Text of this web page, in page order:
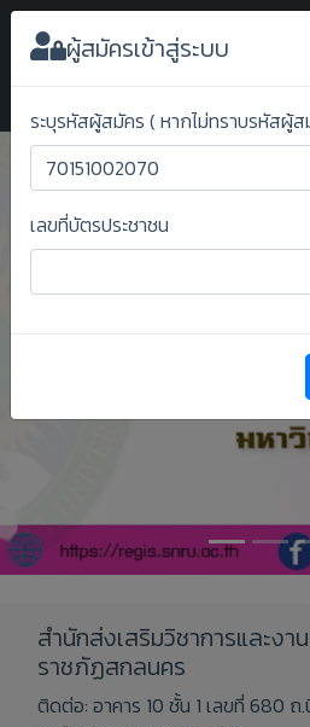
ระบบยืนยันสิทธิ์ออนไลน์
ผู้สมัครเข้าสู่ระบบ
ระบุรหัสผู้สมัคร ( หากไม่ทราบรหัสผู้ส
เลขที่บัตรประชาชน
สำนักส่งเสริมวิชาการและงา
ราชภัฏสกลนคร
ติดต่อ: อาคาร 10 ชั้น 1 เลขที่ 680 ถ